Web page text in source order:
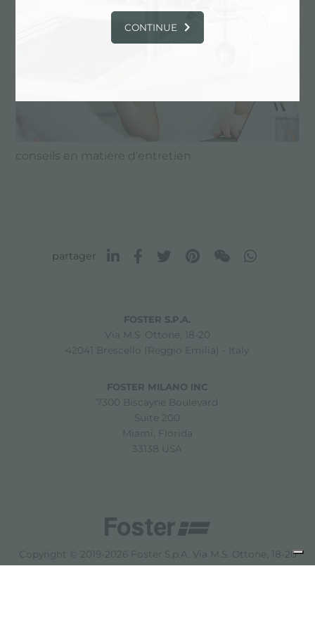
conseils en matière d’entretien
partager
FOSTER S.P.A.
Via M.S. Ottone, 18-20
42041 Brescello (Reggio Emilia) - Italy
FOSTER MILANO INC
7300 Biscayne Boulevard
Suite 200
Miami, Florida
33138 USA
CONTINUE
Copyright © 2019-2026 Foster S.p.A. Via M.S. Ottone, 18-20
42041 Brescello (Reggio Emilia) - Italy